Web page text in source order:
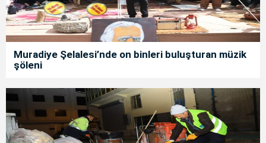
Muradiye Şelalesi’nde on binleri buluşturan müzik
şöleni